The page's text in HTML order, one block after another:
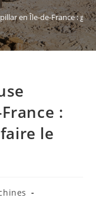
en Île-de-France :
:
le